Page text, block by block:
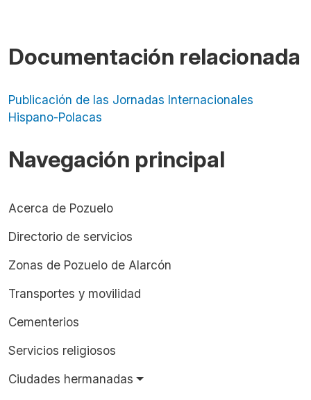
Navegación principal
Acerca de Pozuelo
Directorio de servicios
Zonas de Pozuelo de Alarcón
Transportes y movilidad
Cementerios
Servicios religiosos
Ciudades hermanadas
Documentación relacionada
Publicación de las Jornadas Internacionales
Hispano-Polacas